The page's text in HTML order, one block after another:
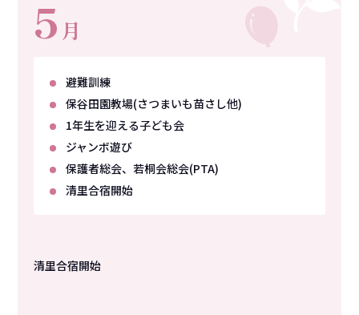
5 月
避難訓練
保谷田園教場(さつまいも苗さし他)
1年生を迎える子ども会
ジャンボ遊び
保護者総会、若桐会総会(PTA)
清里合宿開始
清里合宿開始